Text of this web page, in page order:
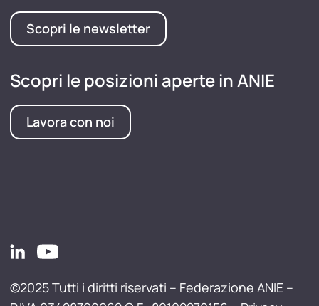
Scopri le newsletter
Scopri le posizioni aperte in ANIE
Lavora con noi
©2025 Tutti i diritti riservati – Federazione ANIE –